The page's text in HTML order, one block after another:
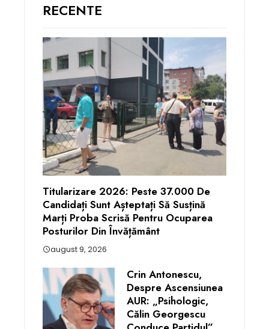
RECENTE
Titularizare 2026: Peste 37.000 De
Candidați Sunt Așteptați Să Susțină
Marți Proba Scrisă Pentru Ocuparea
Posturilor Din Învățământ
august 9, 2026
Crin Antonescu,
Despre Ascensiunea
AUR: „Psihologic,
Călin Georgescu